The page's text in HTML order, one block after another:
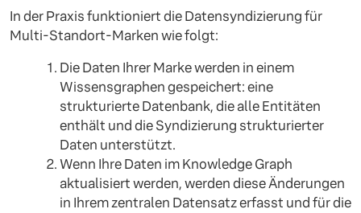
In der Praxis funktioniert die Datensyndizierung für
Multi-Standort-Marken wie folgt:
Die Daten Ihrer Marke werden in einem
Wissensgraphen gespeichert: eine
strukturierte Datenbank, die alle Entitäten
enthält und die Syndizierung strukturierter
Daten unterstützt.
Wenn Ihre Daten im Knowledge Graph
aktualisiert werden, werden diese Änderungen
in Ihrem zentralen Datensatz erfasst und für die